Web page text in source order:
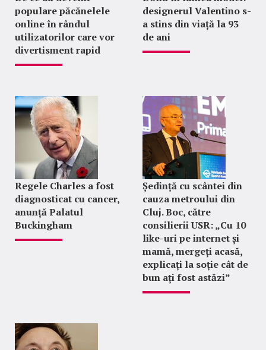
populare păcănelele
online în rândul
utilizatorilor care vor
divertisment rapid
designerul Valentino s-
a stins din viață la 93
de ani
Regele Charles a fost
diagnosticat cu cancer,
anunță Palatul
Buckingham
Ședință cu scântei din
cauza metroului din
Cluj. Boc, către
consilierii USR: „Cu 10
like-uri pe internet și
mamă, mergeți acasă,
explicați la soție cât de
bun ați fost astăzi”